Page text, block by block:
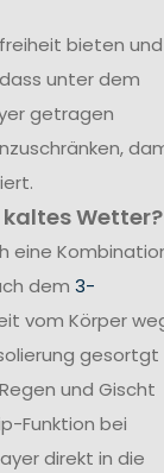
bieten und
unter dem
getragen
Wetter?
eine
dem 3-
vom Körper
gesortgt
und Gischt
Funktion bei
direkt in die